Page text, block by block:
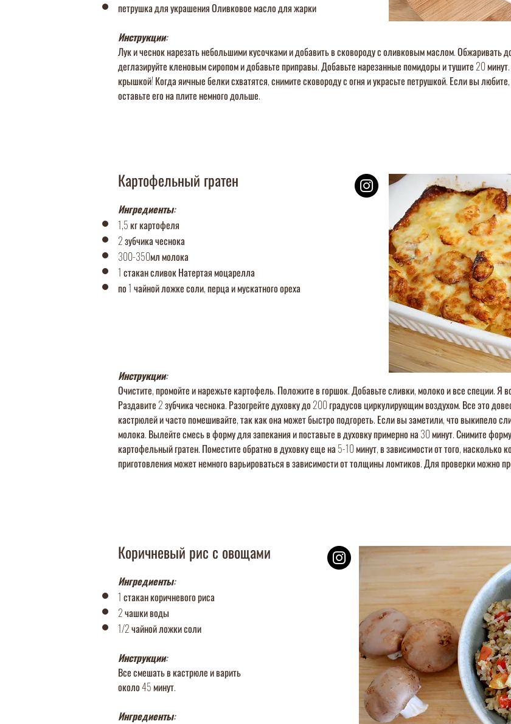
петрушка для украшения Оливковое масло для жарки
Инструкции:
Лук и чеснок нарезать небольшими кусочками и добавить в сковороду с оливковым маслом. Обжаривать
деглазируйте кленовым сиропом и добавьте приправы. Добавьте нарезанные помидоры и тушите 20
крышкой! Когда яичные белки схватятся, снимите сковороду с огня и украсьте петрушкой. Если вы
оставьте его на плите немного дольше.
Картофельный гратен
Ингредиенты:
1,5 кг картофеля
2 зубчика чеснока
300-350мл молока
1 стакан сливок Натертая моцарелла
по 1 чайной ложке соли, перца и мускатного ореха
Инструкции:
Очистите, промойте и нарежьте картофель. Положите в горшок. Добавьте сливки, молоко и все специи. Я
Раздавите 2 зубчика чеснока. Разогрейте духовку до 200 градусов циркулирующим воздухом. Все это
кастрюлей и часто помешивайте, так как она может быстро подгореть. Если вы заметили, что выкипело
молока. Вылейте смесь в форму для запекания и поставьте в духовку примерно на 30 минут. Снимите
картофельный гратен. Поместите обратно в духовку еще на 5-10 минут, в зависимости от того,
приготовления может немного варьироваться в зависимости от толщины ломтиков. Для проверки можно
Коричневый рис с овощами
Ингредиенты:
1 стакан коричневого риса
2 чашки воды
1/2 чайной ложки соли
Инструкции:
Все смешать в кастрюле и варить
около 45 минут.
Ингредиенты: